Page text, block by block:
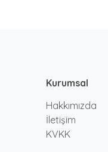
Kurumsal
Hakkımızda
İletişim
KVKK